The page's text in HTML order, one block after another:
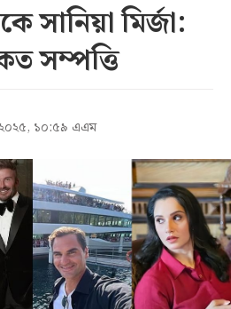
সানিয়া মির্জা:
সম্পত্তি
২০২৫, ১০:৫৯ এএম